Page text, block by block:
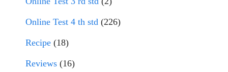
Online Test 4 th std (226)
Recipe (18)
Reviews (16)